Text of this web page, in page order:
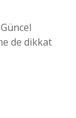
de dikkat